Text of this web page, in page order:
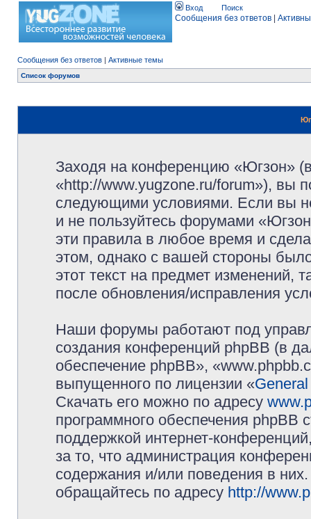
Вход Поиск
Сообщения без ответов
Сообщения без ответов | Активные темы
Список форумов
Заходя на конференцию «Югзон»
«http://www.yugzone.ru/forum»), вы
следующими условиями. Если вы
и не пользуйтесь форумами
эти правила в любое время и
этом, однако с вашей стороны
этот текст на предмет изменений,
после обновления/исправления
Наши форумы работают под
создания конференций phpBB (в
обеспечение phpBB»,
выпущенного по лицензии «
Скачать его можно по адресу
программного обеспечения phpBB
поддержкой интернет-
за то, что администрация
содержания и/или поведения в
обращайтесь по адресу http://